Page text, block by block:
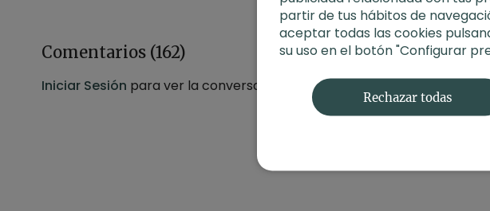
Comentarios (162)
Iniciar Sesión para ver la conversación
partir de tus hábitos de
aceptar todas las cookies
su uso en el botón "Configurar
Rechazar todas